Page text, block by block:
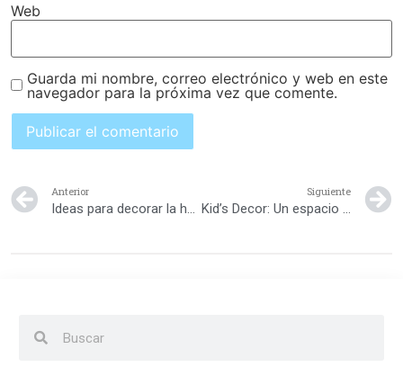
Web
Guarda mi nombre, correo electrónico y web en este
navegador para la próxima vez que comente.
Anterior
Ideas para decorar la habitación de tus hijos con bajo presupuesto
Siguiente
Kid’s Decor: Un espacio exclusivo para los niños